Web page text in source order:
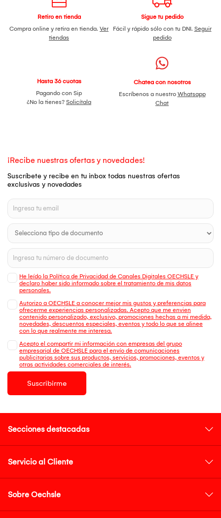
Retiro en tienda
Compra online y retira en tienda. Ver
tiendas
Sigue tu pedido
Fácil y rápido sólo con tu DNI. Seguir
pedido
Hasta 36 cuotas
Pagando con Sip
¿No la tienes? Solicítala
Chatea con nosotros
Escríbenos a nuestro Whatsapp
Chat
¡Recibe nuestras ofertas y novedades!
Suscríbete y recibe en tu inbox todas nuestras ofertas
exclusivas y novedades
He leído la Política de Privacidad de Canales Digitales OECHSLE y
declaro haber sido informado sobre el tratamiento de mis datos
personales.
Autorizo a OECHSLE a conocer mejor mis gustos y preferencias para
ofrecerme experiencias personalizadas. Acepto que me envien
contenido personalizado, exclusivo, promociones hechas a mi medida,
novedades, descuentos especiales, eventos y todo lo que se alinee
con lo que realmente me interesa.
Acepto el compartir mi información con empresas del grupo
empresarial de OECHSLE para el envío de comunicaciones
publicitarias sobre sus productos, servicios, promociones, eventos y
otras actividades comerciales de interés.
Suscribirme
Secciones destacadas
Servicio al Cliente
Sobre Oechsle